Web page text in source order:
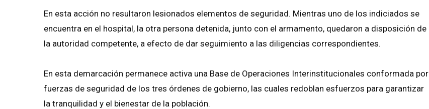
En esta acción no resultaron lesionados elementos de seguridad. Mientras uno de los indiciados se
encuentra en el hospital, la otra persona detenida, junto con el armamento, quedaron a disposición de
la autoridad competente, a efecto de dar seguimiento a las diligencias correspondientes.
En esta demarcación permanece activa una Base de Operaciones Interinstitucionales conformada por
fuerzas de seguridad de los tres órdenes de gobierno, las cuales redoblan esfuerzos para garantizar
la tranquilidad y el bienestar de la población.